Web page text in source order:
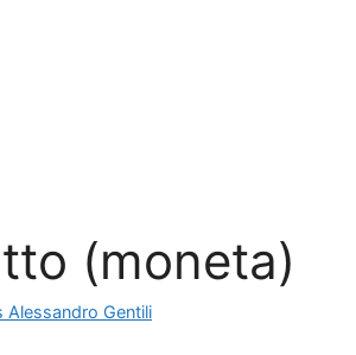
(moneta)
Alessandro Gentili